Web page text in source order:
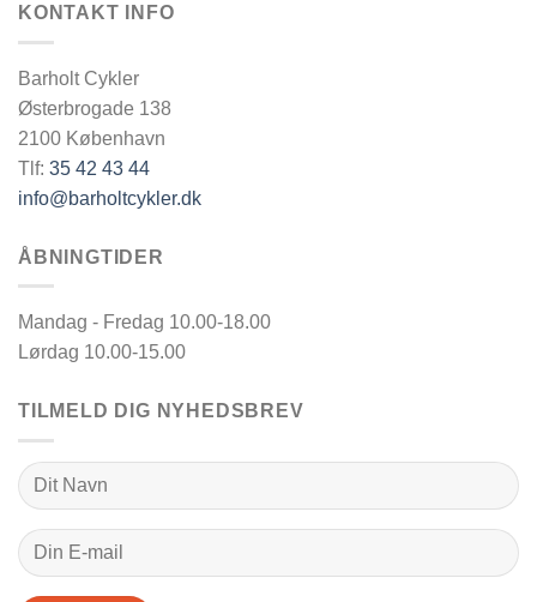
KONTAKT INFO
Barholt Cykler
Østerbrogade 138
2100 København
Tlf: 35 42 43 44
info@barholtcykler.dk
ÅBNINGTIDER
Mandag - Fredag 10.00-18.00
Lørdag 10.00-15.00
TILMELD DIG NYHEDSBREV